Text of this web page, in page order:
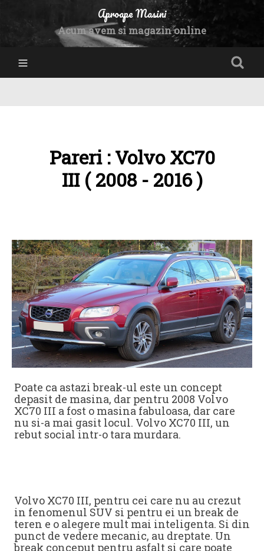
Aproape Masini
Acum avem si magazin online
Pareri : Volvo XC70
III ( 2008 - 2016 )
Poate ca astazi break-ul este un concept
depasit de masina, dar pentru 2008 Volvo
XC70 III a fost o masina fabuloasa, dar care
nu si-a mai gasit locul. Volvo XC70 III, un
rebut social intr-o tara murdara.
Volvo XC70 III, pentru cei care nu au crezut
in fenomenul SUV si pentru ei un break de
teren e o alegere mult mai inteligenta. Si din
punct de vedere mecanic, au dreptate. Un
break conceput pentru asfalt si care poate